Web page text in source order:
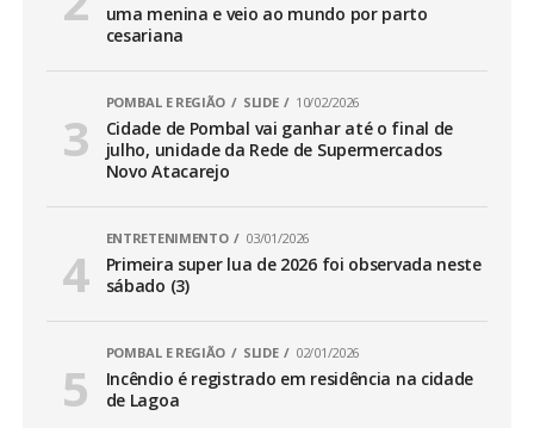
uma menina e veio ao mundo por parto
cesariana
POMBAL E REGIÃO SLIDE 10/02/2026
Cidade de Pombal vai ganhar até o final de
julho, unidade da Rede de Supermercados
Novo Atacarejo
ENTRETENIMENTO 03/01/2026
Primeira super lua de 2026 foi observada neste
sábado (3)
POMBAL E REGIÃO SLIDE 02/01/2026
Incêndio é registrado em residência na cidade
de Lagoa